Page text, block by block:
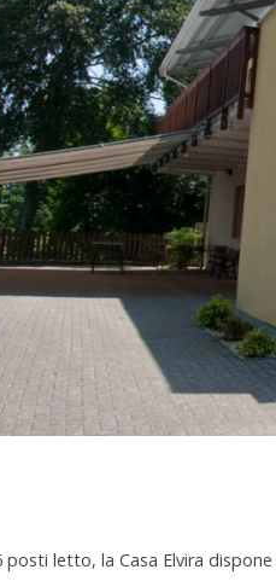
letto, la Casa Elvira